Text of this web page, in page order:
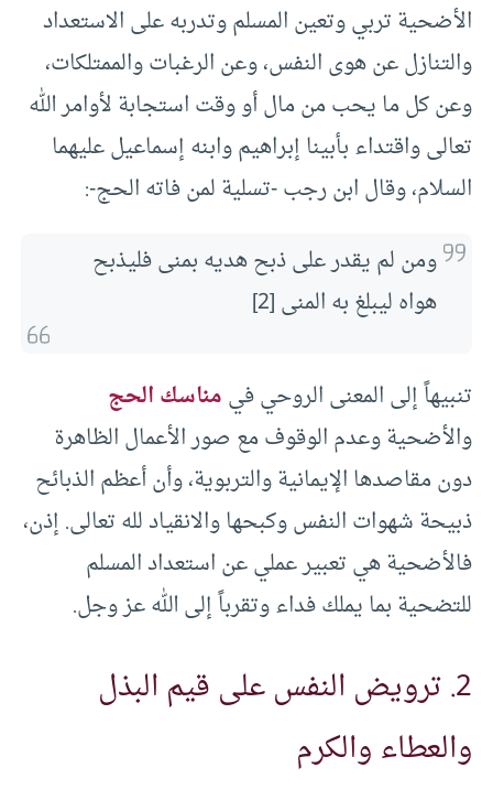
الأضحية تربي وتعين المسلم وتدربه على الاستعداد
والتنازل عن هوى النفس، وعن الرغبات والممتلكات،
وعن كل ما يحب من مال أو وقت استجابة لأوامر الله
تعالى واقتداء بأبينا إبراهيم وابنه إسماعيل عليهما
السلام، وقال ابن رجب -تسلية لمن فاته الحج-:
ومن لم يقدر على ذبح هديه بمنى فليذبح
هواه ليبلغ به المنى [2]
تنبيهاً إلى المعنى الروحي فيمناسك الحج
والأضحية وعدم الوقوف مع صور الأعمال الظاهرة
دون مقاصدها الإيمانية والتربوية، وأن أعظم الذبائح
ذبيحة شهوات النفس وكبحها والانقياد لله تعالى. إذن،
فالأضحية هي تعبير عملي عن استعداد المسلم
للتضحية بما يملك فداء وتقرباً إلى الله عز وجل.
2. ترويض النفس على قيم البذل
والعطاء والكرم